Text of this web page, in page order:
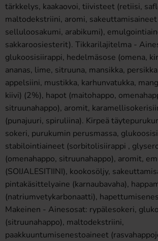
tärkkelys, kaakaovoi, tiivisteet (retiisi,
maltodekstriini, aromi,
selluloosakumi, arabikumi),
sakkaroosiesterit). Tikkarilajitelma -
glukoosisiirappi, hedelmäsose (omena,
ananas, lime, sitruuna, mansikka,
appelsiini, mustikka, karhunvatukka,
kiivi) (2%), hapot (maitohappo,
sitruunahappo), aromit,
(punajuuri, spiruliina). Kirpeä
sokeri, purukumin perusmassa,
stabilointiaineet (sorbitolisiirappi ,
(omenahappo, sitruunahappo), aromit,
(SOIJALESITIINI), kookosöljy,
pintakäsittelyaine (karnaubavaha),
(natriumvetykarbonaatti),
Makeinen - Ainesosat: rypälesokeri,
(sitruunahappo), maltodekstriini,
paakkuuntumisenestoaineet